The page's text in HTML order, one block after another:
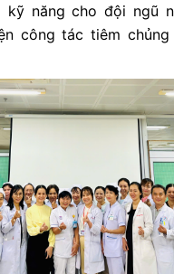
kỹ năng cho đội ngũ
công tác tiêm chủng